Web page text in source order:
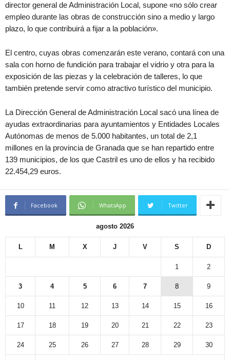
director general de Administración Local, supone «no sólo crear
empleo durante las obras de construcción sino a medio y largo
plazo, lo que contribuirá a fijar a la población».
El centro, cuyas obras comenzarán este verano, contará con una
sala con horno de fundición para trabajar el vidrio y otra para la
exposición de las piezas y la celebración de talleres, lo que
también pretende servir como atractivo turístico del municipio.
La Dirección General de Administración Local sacó una línea de
ayudas extraordinarias para ayuntamientos y Entidades Locales
Autónomas de menos de 5.000 habitantes, un total de 2,1
millones en la provincia de Granada que se han repartido entre
139 municipios, de los que Castril es uno de ellos y ha recibido
22.454,29 euros.
Facebook WhatsApp Twitter
agosto 2026
L M X J V S D
1 2
3 4 5 6 7 8 9
10 11 12 13 14 15 16
17 18 19 20 21 22 23
24 25 26 27 28 29 30